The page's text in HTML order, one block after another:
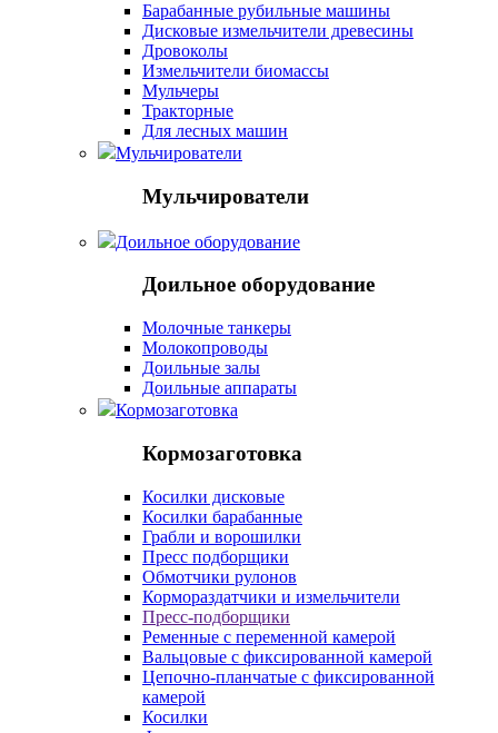
Барабанные рубильные машины
Дисковые измельчители древесины
Дровоколы
Измельчители биомассы
Мульчеры
Тракторные
Для лесных машин
Мульчирователи
Мульчирователи
Доильное оборудование
Доильное оборудование
Молочные танкеры
Молокопроводы
Доильные залы
Доильные аппараты
Кормозаготовка
Кормозаготовка
Косилки дисковые
Косилки барабанные
Грабли и ворошилки
Пресс подборщики
Обмотчики рулонов
Кормораздатчики и измельчители
Пресс-подборщики
Ременные с переменной камерой
Вальцовые с фиксированной камерой
Цепочно-планчатые с фиксированной
камерой
Косилки